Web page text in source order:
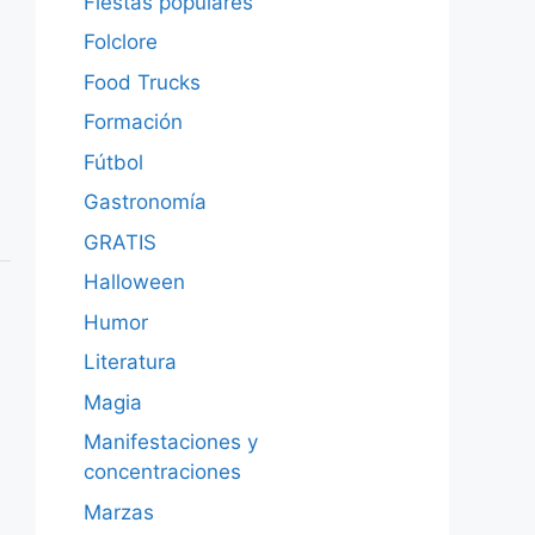
Folclore
Food Trucks
Formación
Fútbol
Gastronomía
GRATIS
Halloween
Humor
Literatura
Magia
Manifestaciones y
concentraciones
Marzas